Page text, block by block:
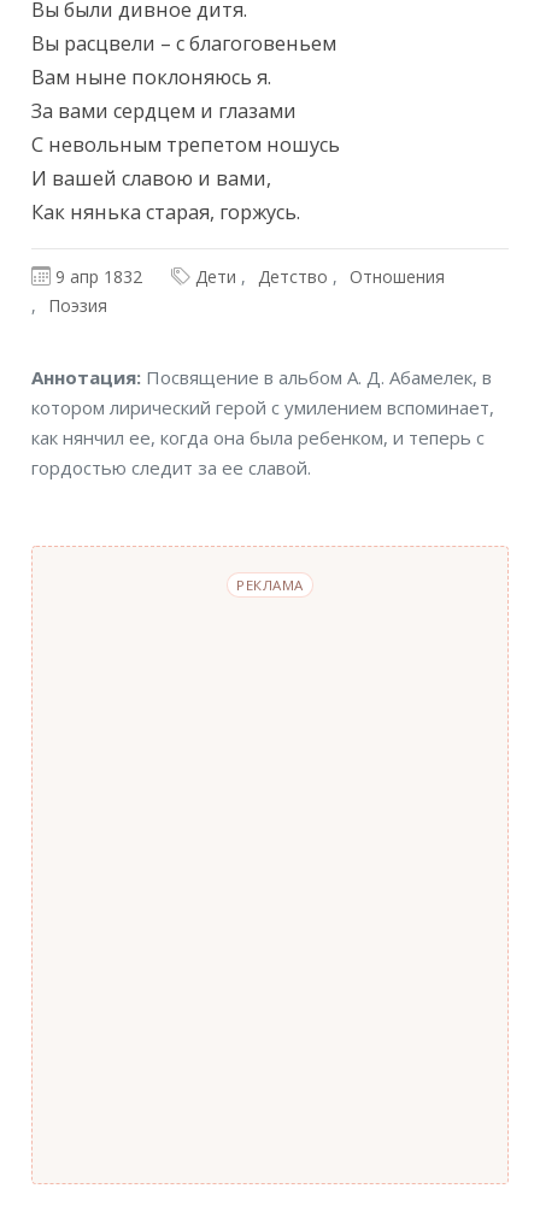
Вы были дивное дитя.
Вы расцвели – с благоговеньем
Вам ныне поклоняюсь я.
За вами сердцем и глазами
С невольным трепетом ношусь
И вашей славою и вами,
Как нянька старая, горжусь.
9 апр 1832 Дети Детство
Отношения
Поэзия
Аннотация
Аннотация: Посвящение в альбом А. Д. Абамелек, в
котором лирический герой с умилением вспоминает,
как нянчил ее, когда она была ребенком, и теперь с
гордостью следит за ее славой.
РЕКЛАМА